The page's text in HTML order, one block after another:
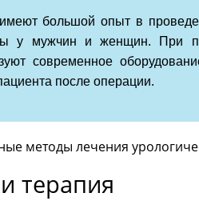
большой опыт в
у мужчин и женщин. При
современное
после операции.
методы лечения
терапия